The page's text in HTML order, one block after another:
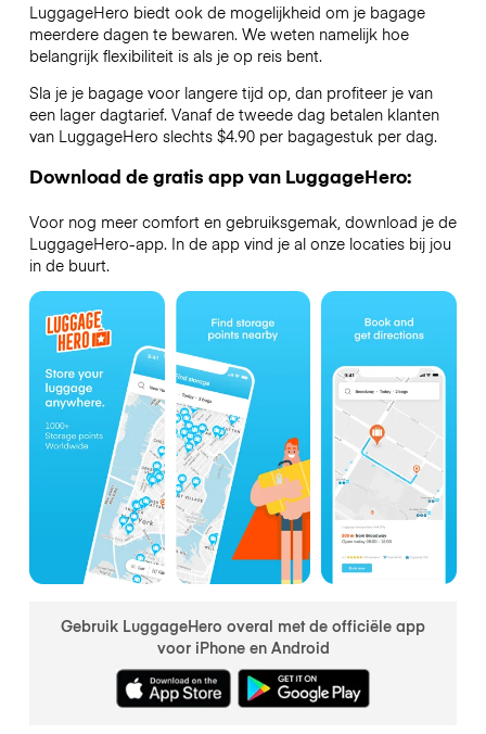
LuggageHero biedt ook de mogelijkheid om je bagage
meerdere dagen te bewaren. We weten namelijk hoe
belangrijk flexibiliteit is als je op reis bent.
Sla je je bagage voor langere tijd op, dan profiteer je van
een lager dagtarief. Vanaf de tweede dag betalen klanten
van LuggageHero slechts $4.90 per bagagestuk per dag.
Download de gratis app van LuggageHero:
Voor nog meer comfort en gebruiksgemak, download je de
LuggageHero-app. In de app vind je al onze locaties bij jou
in de buurt.
Gebruik LuggageHero overal met de officiële app
voor iPhone en Android